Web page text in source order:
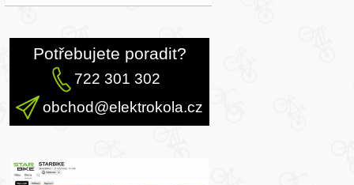
Potřebujete poradit?
722 301 302
obchod@elektrokola.cz